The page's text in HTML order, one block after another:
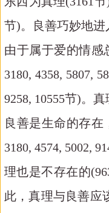
节)。良善巧妙地进
由于属于爱的情感
3180, 4358, 5807,
9258, 10555节)。
良善是生命的存
3180, 4574, 5002,
理也是不存在的
此，真理与良善应